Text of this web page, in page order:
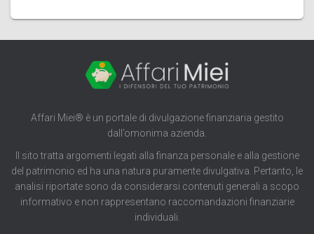
Affari Miei® è un portale di divulgazione finanziaria gestito
dall’omonima azienda.
Il sito tratta argomenti legati alla finanza personale e alla gestione
del patrimonio ed ha una natura puramente divulgativa. Pertanto, le
analisi riportate sono da considerarsi contenuti generali a scopo
informativo e non rappresentano raccomandazioni finanziarie
individuali.